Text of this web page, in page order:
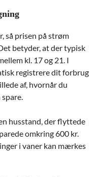
så prisen på strøm
betyder, at der typisk
kl. 17 og 21. I
registrere dit forbrug
af, hvornår du
husstand, der flyttede
omkring 600 kr.
i vaner kan mærkes